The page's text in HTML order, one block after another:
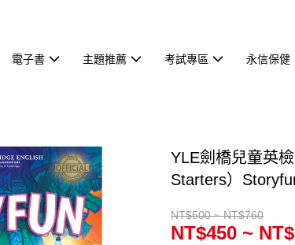
電子書 主題推薦 考試專區 永信保健
YLE劍橋兒童英
Starters）
NT$500 ~ NT$760
NT$450 ~